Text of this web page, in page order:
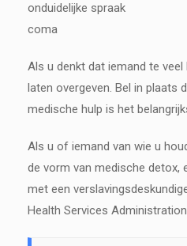
onduidelijke spraak
coma
Als u denkt dat iemand te
laten overgeven. Bel in plaats
medische hulp is het
Als u of iemand van wie u
de vorm van medische detox,
met een
Health Services